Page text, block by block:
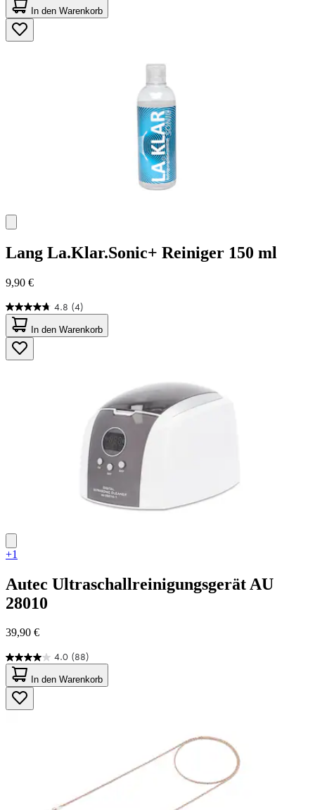
von
5
Sternen.
45
In den Warenkorb
Lang La.Klar.Sonic+ Reiniger 150 ml
9,90 €
4.8 (4)
4.8
von
5
Sternen.
4
In den Warenkorb
+1
Autec Ultraschallreinigungsgerät AU
28010
39,90 €
4.0 (88)
4.0
von
5
Sternen.
88
In den Warenkorb